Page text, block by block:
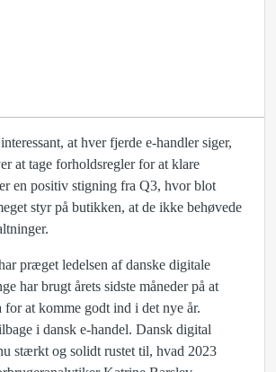
at hver fjerde e-handler siger,
at tage forholdsregler for at klare
en positiv stigning fra Q3, hvor blot
styr på butikken, at de ikke behøvede
præget ledelsen af danske digitale
har brugt årets sidste måneder på at
at komme godt ind i det nye år.
i dansk e-handel. Dansk digital
stærkt og solidt rustet til, hvad 2023